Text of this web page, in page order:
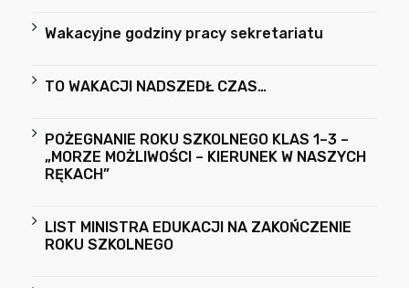
Wakacyjne godziny pracy sekretariatu
TO WAKACJI NADSZEDŁ CZAS…
POŻEGNANIE ROKU SZKOLNEGO KLAS 1–3 –
„MORZE MOŻLIWOŚCI – KIERUNEK W NASZYCH
RĘKACH”
LIST MINISTRA EDUKACJI NA ZAKOŃCZENIE
ROKU SZKOLNEGO